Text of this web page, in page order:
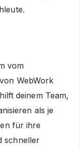
vom
WebWork
deinem Team,
als je
für ihre
schneller